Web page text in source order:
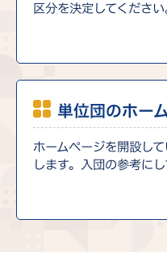
区分を決定してください
単位団のホー
ホームページを開設し
します。入団の参考にし